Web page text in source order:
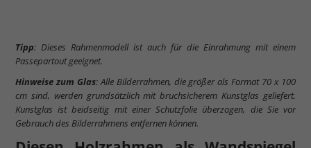
Tipp: Dieses Rahmenmodell ist auch für die Einrahmung mit einem
Passepartout geeignet.
Hinweise zum Glas: Alle Bilderrahmen, die größer als Format 70 x 100
cm sind, werden grundsätzlich mit bruchsicherem Kunstglas geliefert.
Kunstglas ist beidseitig mit einer Schutzfolie überzogen, die Sie vor
Gebrauch des Bilderrahmens entfernen können.